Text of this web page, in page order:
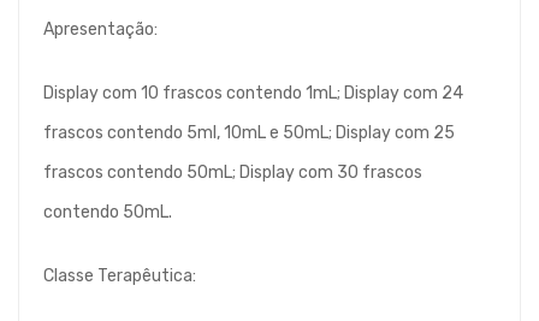
Apresentação:
Display com 10 frascos contendo 1mL; Display com 24
frascos contendo 5ml, 10mL e 50mL; Display com 25
frascos contendo 50mL; Display com 30 frascos
contendo 50mL.
Classe Terapêutica: